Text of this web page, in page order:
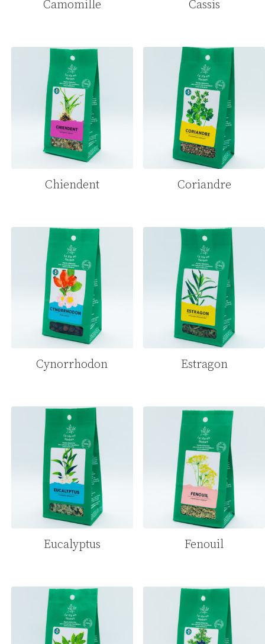
Camomille Cassis
Chiendent Coriandre
Cynorrhodon Estragon
Eucalyptus Fenouil